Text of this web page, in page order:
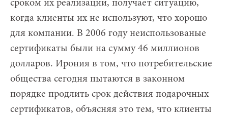
сроком их реализации, получает ситуацию,
когда клиенты их не используют, что хорошо
для компании. В 2006 году неиспользованые
сертификаты были на сумму 46 миллионов
долларов. Ирония в том, что потребительские
общества сегодня пытаются в законном
порядке продлить срок действия подарочных
сертификатов, объясняя это тем, что клиенты